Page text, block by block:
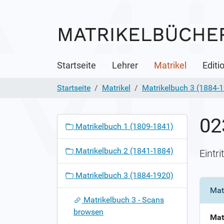
Startseite Lehrer Matrikel
Startseite
Matrikel Matrikelbuch 3 (1884-
Matrikelbuch 1 (1809-1841)
Matrikelbuch 2 (1841-1884)
Matrikelbuch 3 (1884-1920)
Matrikelbuch 3 - Scans
browsen